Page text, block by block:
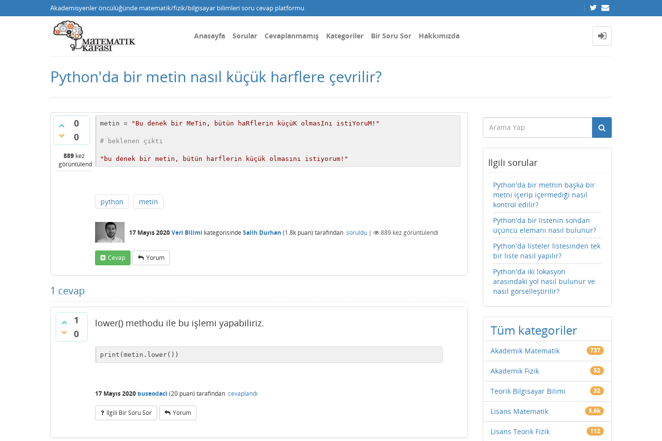
Akademisyenler öncülüğünde matematik/fizik/bilgisayar bilimleri soru cevap platformu
Anasayfa Sorular Cevaplanmamış Kategoriler Bir Soru Sor Hakkımızda
Python'da bir metin nasıl küçük harflere çevrilir?
0
0
889 kez
görüntülendi
metin = "Bu denek bir MeTin, bütün haRflerin küçüK olmasInı istiYoruM!"
# beklenen çıktı
"bu denek bir metin, bütün harflerin küçük olmasını istiyorum!"
python metin
17 Mayıs 2020Veri Bilimi kategorisinde Salih Durhan (1.8k puan) tarafından soruldu | 889 kez görüntülendi
Cevap Yorum
1 cevap
1
0
lower() methodu ile bu işlemi yapabiliriz.
print(metin.lower())
17 Mayıs 2020 buseodaci (20 puan) tarafından cevaplandı
Ilgili Bir Soru Sor Yorum
İlgili sorular
Python'da bir metnin başka bir
metni içerip içermediği nasıl
kontrol edilir?
Python'da bir listenin sondan
üçüncü elemanı nasıl bulunur?
Python'da listeler listesinden tek
bir liste nasıl yapılır?
Python'da iki lokasyon
arasındaki yol nasıl bulunur ve
nasıl görselleştirilir?
Tüm kategoriler
Akademik Matematik 737
Akademik Fizik 52
Teorik Bilgisayar Bilimi 32
Lisans Matematik 5.6k
Lisans Teorik Fizik 112